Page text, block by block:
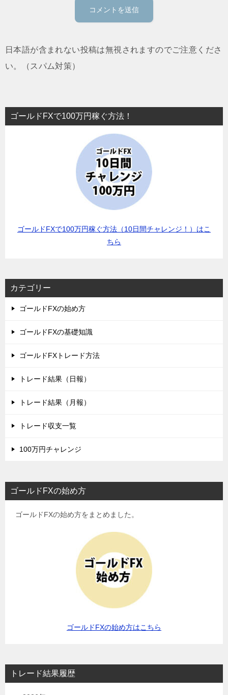
日本語が含まれない投稿は無視されますのでご注意くださ
い。（スパム対策）
ゴールドFXで100万円稼ぐ方法！
ゴールドFXで100万円稼ぐ方法（10日間チャレンジ！）はこ
ちら
カテゴリー
ゴールドFXの始め方
ゴールドFXの基礎知識
ゴールドFXトレード方法
トレード結果（日報）
トレード結果（月報）
トレード収支一覧
100万円チャレンジ
ゴールドFXの始め方
ゴールドFXの始め方をまとめました。
ゴールドFXの始め方はこちら
トレード結果履歴